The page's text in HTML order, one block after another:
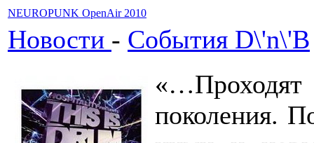
NEUROPUNK OpenAir 2010
Новости - События D\'n\'B
поколения.